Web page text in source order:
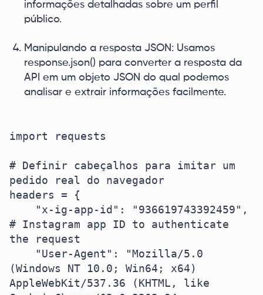
informações detalhadas sobre um perfil
público.
Manipulando a resposta JSON: Usamos
response.json() para converter a resposta da
API em um objeto JSON do qual podemos
analisar e extrair informações facilmente.
import requests
# Definir cabeçalhos para imitar um
pedido real do navegador
headers = {
# Instagram app ID to authenticate
the request
(Windows NT 10.0; Win64; x64)
AppleWebKit/537.36 (KHTML, like